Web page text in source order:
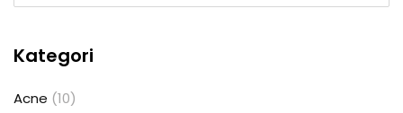
Kategori
Acne (10)